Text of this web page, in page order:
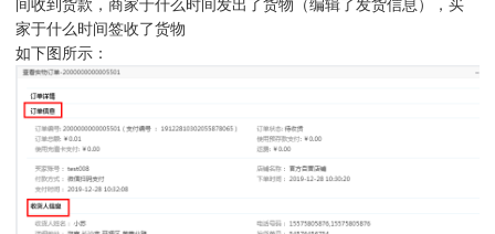
间收到货款，商家于什么时间发出了货物（编辑了发货信息），买
家于什么时间签收了货物
如下图所示：